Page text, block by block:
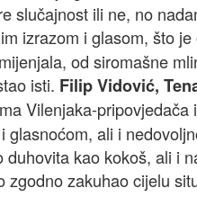
slučajnost ili ne, no
izrazom i glasom, što
od siromašne
isti. Filip Vidović,
Vilenjaka-pripovjedača
glasnoćom, ali i
kao kokoš, ali i
zakuhao cijelu